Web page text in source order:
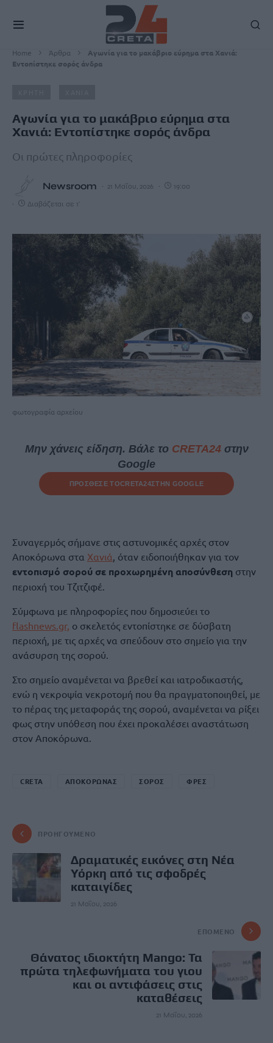
Home Άρθρα
Αγωνία για το μακάβριο εύρημα στα Χανιά:
Εντοπίστηκε σορός άνδρα
Αγωνία για το μακάβριο εύρημα στα
Χανιά: Εντοπίστηκε σορός άνδρα
Οι πρώτες πληροφορίες
Newsroom 21 Μαΐου, 2026 19:00
Διαβάζεται σε 1'
φωτογραφία αρχείου
Μην χάνεις είδηση. Βάλε το CRETA24στην
Google
ΠΡΟΣΘΕΣΕ ΤΟCRETA24ΣΤΗΝ GOOGLE
Συναγερμός σήμανε στις αστυνομικές αρχές στον
Αποκόρωνα στα Χανιά , όταν ειδοποιήθηκαν για τον
εντοπισμό σορού σε προχωρημένη αποσύνθεση στην
περιοχή του Τζιτζιφέ.
Σύμφωνα με πληροφορίες που δημοσιεύει το
flashnews.gr, ο σκελετός εντοπίστηκε σε δύσβατη
περιοχή, με τις αρχές να σπεύδουν στο σημείο για την
ανάσυρση της σορού.
Στο σημείο αναμένεται να βρεθεί και ιατροδικαστής,
ενώ η νεκροψία νεκροτομή που θα πραγματοποιηθεί, με
το πέρας της μεταφοράς της σορού, αναμένεται να ρίξει
φως στην υπόθεση που έχει προκαλέσει αναστάτωση
στον Αποκόρωνα.
CRETA ΑΠΟΚΟΡΩΝΑΣ ΣΟΡΟΣ ΦΡΕΣ
ΠΡΟΗΓΟΎΜΕΝΟ
Δραματικές εικόνες στη Νέα
Υόρκη από τις σφοδρές
καταιγίδες
21 Μαΐου, 2026
ΕΠΌΜΕΝΟ
Θάνατος ιδιοκτήτη Mango: Τα
πρώτα τηλεφωνήματα του γιου
και οι αντιφάσεις στις
καταθέσεις
21 Μαΐου, 2026